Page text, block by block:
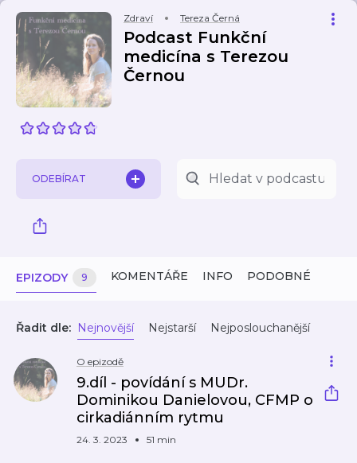
Zdraví Tereza Černá
Podcast Funkční
medicína s Terezou
Černou
ODEBÍRAT
EPIZODY 9 KOMENTÁŘE INFO PODOBNÉ
Řadit dle: Nejnovější Nejstarší Nejposlouchanější
O epizodě
9.díl - povídání s MUDr.
Dominikou Danielovou, CFMP o
cirkadiánním rytmu
24. 3. 2023 51 min